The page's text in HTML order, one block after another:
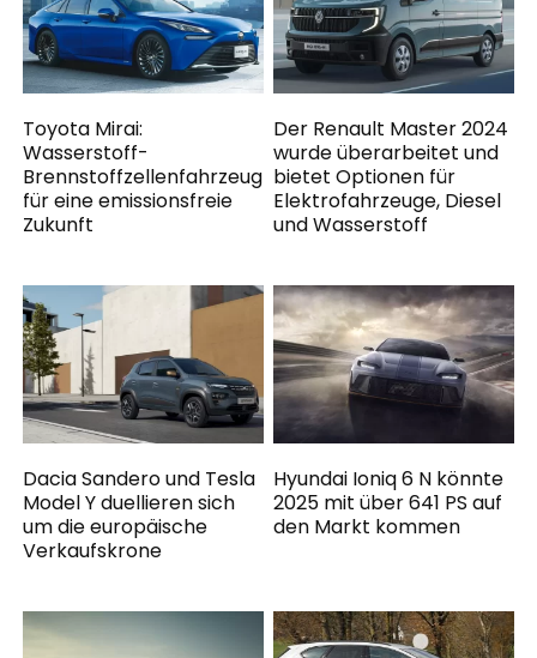
Toyota Mirai:
Wasserstoff-
Brennstoffzellenfahrzeug
für eine emissionsfreie
Zukunft
Der Renault Master 2024
wurde überarbeitet und
bietet Optionen für
Elektrofahrzeuge, Diesel
und Wasserstoff
Dacia Sandero und Tesla
Model Y duellieren sich
um die europäische
Verkaufskrone
Hyundai Ioniq 6 N könnte
2025 mit über 641 PS auf
den Markt kommen